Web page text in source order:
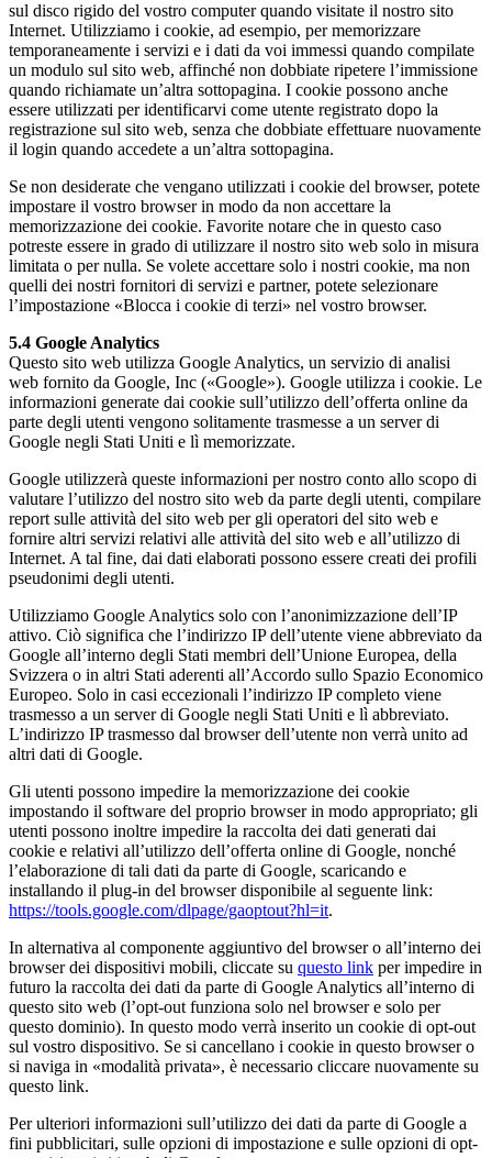
sul disco rigido del vostro computer quando visitate il nostro sito
Internet. Utilizziamo i cookie, ad esempio, per memorizzare
temporaneamente i servizi e i dati da voi immessi quando compilate
un modulo sul sito web, affinché non dobbiate ripetere l’immissione
quando richiamate un’altra sottopagina. I cookie possono anche
essere utilizzati per identificarvi come utente registrato dopo la
registrazione sul sito web, senza che dobbiate effettuare nuovamente
il login quando accedete a un’altra sottopagina.
Se non desiderate che vengano utilizzati i cookie del browser, potete
impostare il vostro browser in modo da non accettare la
memorizzazione dei cookie. Favorite notare che in questo caso
potreste essere in grado di utilizzare il nostro sito web solo in misura
limitata o per nulla. Se volete accettare solo i nostri cookie, ma non
quelli dei nostri fornitori di servizi e partner, potete selezionare
l’impostazione «Blocca i cookie di terzi» nel vostro browser.
5.4 Google Analytics
Questo sito web utilizza Google Analytics, un servizio di analisi
web fornito da Google, Inc («Google»). Google utilizza i cookie. Le
informazioni generate dai cookie sull’utilizzo dell’offerta online da
parte degli utenti vengono solitamente trasmesse a un server di
Google negli Stati Uniti e lì memorizzate.
Google utilizzerà queste informazioni per nostro conto allo scopo di
valutare l’utilizzo del nostro sito web da parte degli utenti, compilare
report sulle attività del sito web per gli operatori del sito web e
fornire altri servizi relativi alle attività del sito web e all’utilizzo di
Internet. A tal fine, dai dati elaborati possono essere creati dei profili
pseudonimi degli utenti.
Utilizziamo Google Analytics solo con l’anonimizzazione dell’IP
attivo. Ciò significa che l’indirizzo IP dell’utente viene abbreviato da
Google all’interno degli Stati membri dell’Unione Europea, della
Svizzera o in altri Stati aderenti all’Accordo sullo Spazio Economico
Europeo. Solo in casi eccezionali l’indirizzo IP completo viene
trasmesso a un server di Google negli Stati Uniti e lì abbreviato.
L’indirizzo IP trasmesso dal browser dell’utente non verrà unito ad
altri dati di Google.
Gli utenti possono impedire la memorizzazione dei cookie
impostando il software del proprio browser in modo appropriato; gli
utenti possono inoltre impedire la raccolta dei dati generati dai
cookie e relativi all’utilizzo dell’offerta online di Google, nonché
l’elaborazione di tali dati da parte di Google, scaricando e
installando il plug-in del browser disponibile al seguente link:
https://tools.google.com/dlpage/gaoptout?hl=it.
In alternativa al componente aggiuntivo del browser o all’interno dei
browser dei dispositivi mobili, cliccate su questo link per impedire in
futuro la raccolta dei dati da parte di Google Analytics all’interno di
questo sito web (l’opt-out funziona solo nel browser e solo per
questo dominio). In questo modo verrà inserito un cookie di opt-out
sul vostro dispositivo. Se si cancellano i cookie in questo browser o
si naviga in «modalità privata», è necessario cliccare nuovamente su
questo link.
Per ulteriori informazioni sull’utilizzo dei dati da parte di Google a
fini pubblicitari, sulle opzioni di impostazione e sulle opzioni di opt-